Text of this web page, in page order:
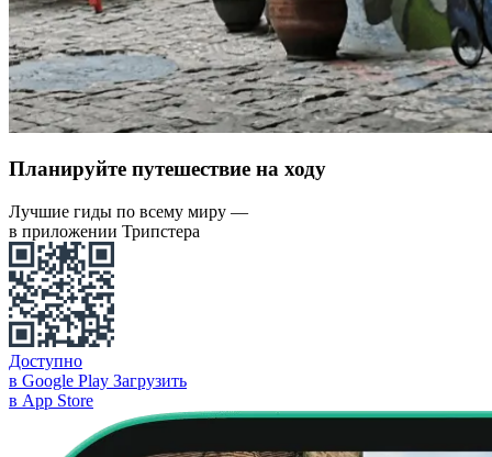
Планируйте путешествие на ходу
Лучшие гиды по всему миру —
в приложении Трипстера
Доступно
в Google Play Загрузить
в App Store